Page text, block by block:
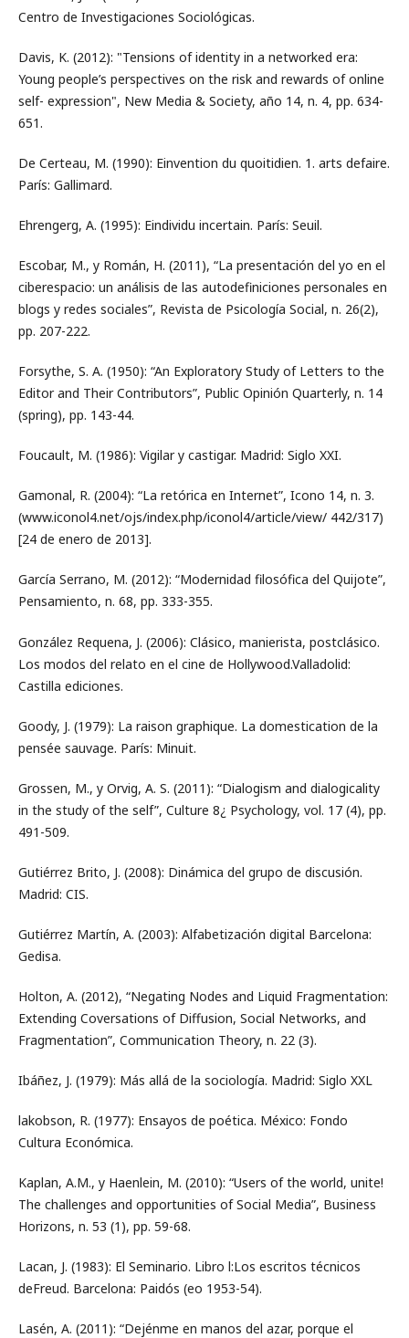
Centro de Investigaciones Sociológicas.
Davis, K. (2012): "Tensions of identity in a networked era:
Young people’s perspectives on the risk and rewards of online
self- expression", New Media & Society, año 14, n. 4, pp. 634-
651.
De Certeau, M. (1990): Einvention du quoitidien. 1. arts defaire.
París: Gallimard.
Ehrengerg, A. (1995): Eindividu incertain. París: Seuil.
Escobar, M., y Román, H. (2011), “La presentación del yo en el
ciberespacio: un análisis de las autodefiniciones personales en
blogs y redes sociales”, Revista de Psicología Social, n. 26(2),
pp. 207-222.
Forsythe, S. A. (1950): “An Exploratory Study of Letters to the
Editor and Their Contributors”, Public Opinión Quarterly, n. 14
(spring), pp. 143-44.
Foucault, M. (1986): Vigilar y castigar. Madrid: Siglo XXI.
Gamonal, R. (2004): “La retórica en Internet”, Icono 14, n. 3.
(www.iconol4.net/ojs/index.php/iconol4/article/view/ 442/317)
[24 de enero de 2013].
García Serrano, M. (2012): “Modernidad filosófica del Quijote”,
Pensamiento, n. 68, pp. 333-355.
González Requena, J. (2006): Clásico, manierista, postclásico.
Los modos del relato en el cine de Hollywood.Valladolid:
Castilla ediciones.
Goody, J. (1979): La raison graphique. La domestication de la
pensée sauvage. París: Minuit.
Grossen, M., y Orvig, A. S. (2011): “Dialogism and dialogicality
in the study of the self”, Culture 8¿ Psychology, vol. 17 (4), pp.
491-509.
Gutiérrez Brito, J. (2008): Dinámica del grupo de discusión.
Madrid: CIS.
Gutiérrez Martín, A. (2003): Alfabetización digital Barcelona:
Gedisa.
Holton, A. (2012), “Negating Nodes and Liquid Fragmentation:
Extending Coversations of Diffusion, Social Networks, and
Fragmentation”, Communication Theory, n. 22 (3).
Ibáñez, J. (1979): Más allá de la sociología. Madrid: Siglo XXL
lakobson, R. (1977): Ensayos de poética. México: Fondo
Cultura Económica.
Kaplan, A.M., y Haenlein, M. (2010): “Users of the world, unite!
The challenges and opportunities of Social Media”, Business
Horizons, n. 53 (1), pp. 59-68.
Lacan, J. (1983): El Seminario. Libro l:Los escritos técnicos
deFreud. Barcelona: Paidós (eo 1953-54).
Lasén, A. (2011): “Dejénme en manos del azar, porque el